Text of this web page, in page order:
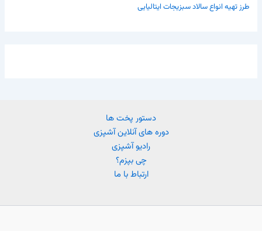
طرز تهیه انواع سالاد سبزیجات ایتالیایی
دستور پخت ها
دوره های آنلاین آشپزی
رادیو آشپزی
چی بپزم؟
ارتباط با ما